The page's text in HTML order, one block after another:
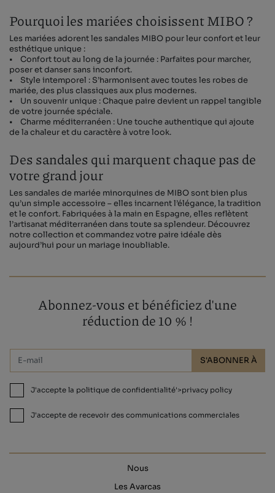
Pourquoi les mariées choisissent MIBO ?
Les mariées adorent les sandales MIBO pour leur confort et leur
esthétique unique :
• Confort tout au long de la journée : Parfaites pour marcher,
poser et danser sans inconfort.
• Style intemporel : S’harmonisent avec toutes les robes de
mariée, des plus classiques aux plus modernes.
• Un souvenir unique : Chaque paire devient un rappel tangible
de votre journée spéciale.
• Charme méditerranéen : Une touche authentique qui ajoute
de la chaleur et du caractère à votre look.
Des sandales qui marquent chaque pas de
votre grand jour
Les sandales de mariée minorquines de MIBO sont bien plus
qu’un simple accessoire – elles incarnent l’élégance, la tradition
et le confort. Fabriquées à la main en Espagne, elles reflètent
l’artisanat méditerranéen dans toute sa splendeur. Découvrez
notre collection et commandez votre paire idéale dès
aujourd’hui pour un mariage inoubliable.
Abonnez-vous et bénéficiez d'une
réduction de 10 % !
S'ABONNER À
J'accepte la politique de confidentialité'>privacy policy
J'accepte de recevoir des communications commerciales
Nous
Les Avarcas